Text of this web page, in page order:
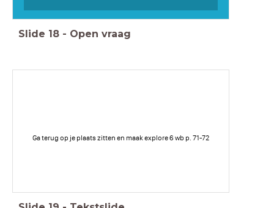
Slide 18 - Open vraag
Ga terug op je plaats zitten en maak explore 6 wb p. 71-72